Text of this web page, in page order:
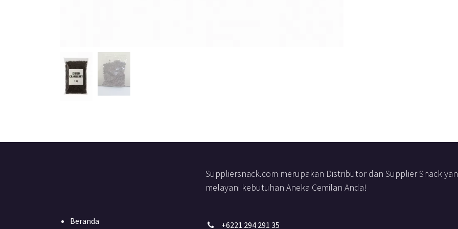
Suppliersnack.com merupakan Distributor dan Supplier Snack
melayani kebutuhan Aneka Cemilan Anda!
Beranda
+6221 294 291 35